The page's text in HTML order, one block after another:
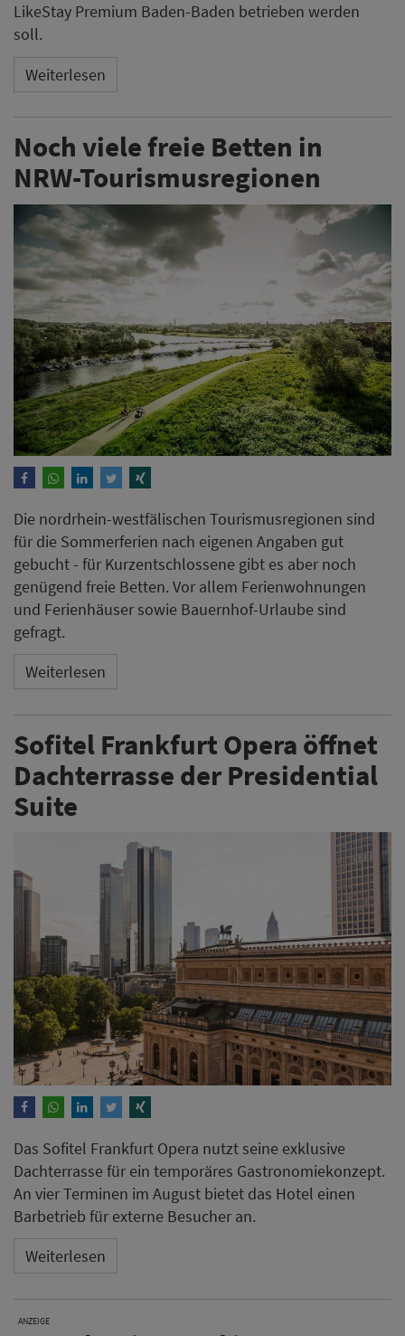
LikeStay Premium Baden-Baden betrieben werden
soll.
Weiterlesen
Noch viele freie Betten in
NRW-Tourismusregionen
Die nordrhein-westfälischen Tourismusregionen sind
für die Sommerferien nach eigenen Angaben gut
gebucht - für Kurzentschlossene gibt es aber noch
genügend freie Betten. Vor allem Ferienwohnungen
und Ferienhäuser sowie Bauernhof-Urlaube sind
gefragt.
Weiterlesen
Sofitel Frankfurt Opera öffnet
Dachterrasse der Presidential
Suite
Das Sofitel Frankfurt Opera nutzt seine exklusive
Dachterrasse für ein temporäres Gastronomiekonzept.
An vier Terminen im August bietet das Hotel einen
Barbetrieb für externe Besucher an.
Weiterlesen
ANZEIGE